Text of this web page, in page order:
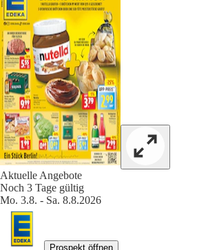
Aktuelle Angebote
Noch 3 Tage gültig
Mo. 3.8. - Sa. 8.8.2026
Prospekt öffnen